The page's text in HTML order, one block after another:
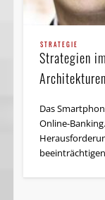
STRATEGIE
Strategien
Das
Online-